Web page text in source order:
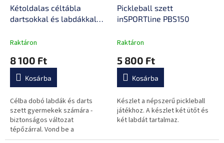
Kétoldalas céltábla
dartsokkal és labdákkal
Raktáron
8 100 Ft
Kosárba
Célba dobó labdák és darts
szett gyermekek számára -
biztonságos változat
tépőzárral. Vond be a
gyerekeket a családi
Pickleball szett
inSPORTline PBS150
Raktáron
5 800 Ft
Kosárba
Készlet a népszerű pickleball
játékhoz. A készlet két ütőt és
két labdát tartalmaz.